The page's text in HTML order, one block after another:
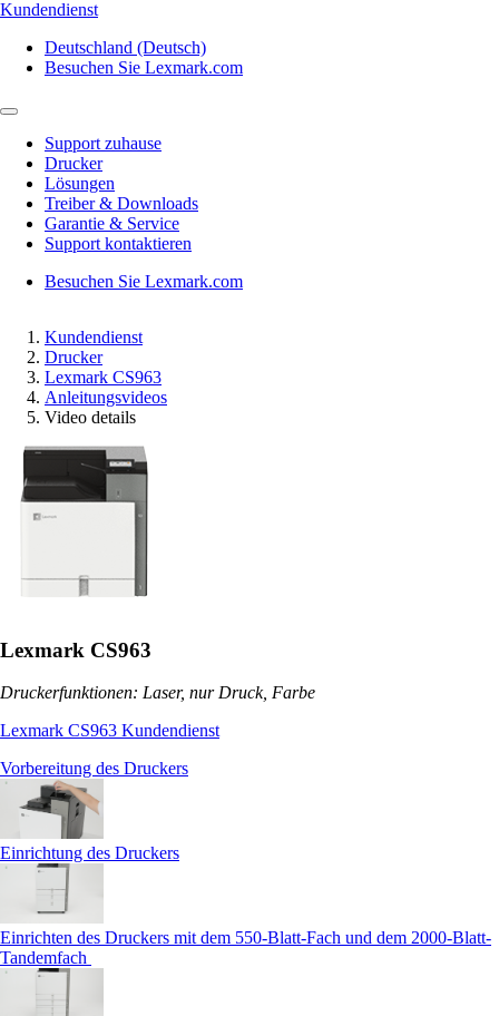
Kundendienst
Deutschland (Deutsch)
Besuchen Sie Lexmark.com
Support zuhause
Drucker
Lösungen
Treiber & Downloads
Garantie & Service
Support kontaktieren
Besuchen Sie Lexmark.com
Kundendienst
Drucker
Lexmark CS963
Anleitungsvideos
Video details
Lexmark CS963
Druckerfunktionen: Laser, nur Druck, Farbe
Lexmark CS963 Kundendienst
Vorbereitung des Druckers
Einrichtung des Druckers
Einrichten des Druckers mit dem 550-Blatt-Fach und dem 2000-Blatt-
Tandemfach